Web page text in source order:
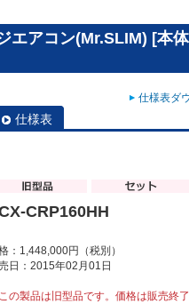
エアコン(Mr.SLIM) [本
仕様表ダ
仕様表
CRP160HH
：1,448,000円（税別）
日：2015年02月01日
の製品は旧型品です。価格は販売終